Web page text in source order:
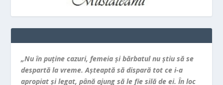
„Nu în puţine cazuri, femeia şi bărbatul nu ştiu să se
despartă la vreme. Aşteaptă să dispară tot ce i-a
apropiat şi legat, până ajung să le fie silă de ei. În loc